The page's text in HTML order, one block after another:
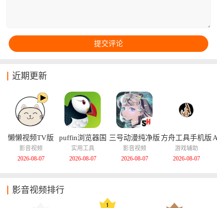
近期更新
懒懒视频TV版
影音视频
2026-08-07
puffin浏览器国
际版
实用工具
2026-08-07
三号动漫纯净版
影音视频
2026-08-07
方舟工具手机版
游戏辅助
2026-08-07
影音视频排行